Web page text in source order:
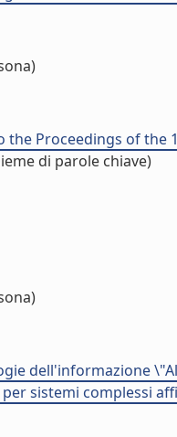
the Proceedings of
di parole chiave)
dell'informazione
sistemi complessi